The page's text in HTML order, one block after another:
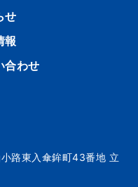
せ
報
合わせ
路東入傘鉾町43番地 立